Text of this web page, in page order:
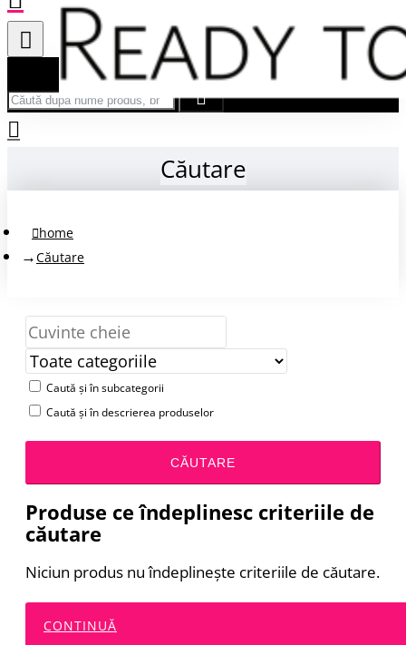
Căută după nume produs, brand...
Căutare
home
Căutare
Caută și în subcategorii
Caută și în descrierea produselor
CĂUTARE
Produse ce îndeplinesc criteriile de
căutare
Niciun produs nu îndeplineşte criteriile de căutare.
CONTINUĂ